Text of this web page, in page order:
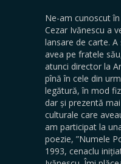
Ne-am cunoscut
Cezar Ivănescu a
lansare de carte.
avea pe fratele
atunci director la
pînă în cele din
legătură, în mod
dar și prezentă
culturale care
am participat la
poezie, ”Numele
1993, cenaclu